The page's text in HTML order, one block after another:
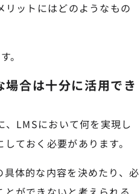
リットにはどのようなもの
。
合は十分に活用でき
、LMSにおいて何を実現し
ておく必要があります。
体的な内容を決めたり、必